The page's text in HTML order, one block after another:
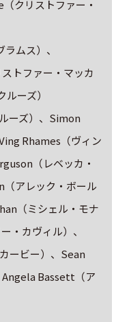
クリストファー・
ムス）、
トファー・マッカ
ーズ）
ーズ）、Simon
Rhames（ヴィン
（レベッカ・
アレック・ボール
（ミシェル・モナ
・カヴィル）、
ービー）、Sean
Bassett（ア